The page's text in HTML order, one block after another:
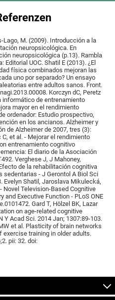
Lago, M. (2009). Introducción a la
neuropsicológica. En
neuropsicológica (p.13). Rambla
UOC. Shatil E (2013). ¿El
física combinados mejoran las
uno por separado? Un ensayo
entre adultos sanos. Front.
Korczyn dC, Peretz
informático de entrenamiento
mayor en el rendimiento
ordenador: Estudio prospectivo,
en los ancianos. Alzheimer y
de Alzheimer de 2007, tres (3):
C, et al. - Mejorar el rendimiento
entrenamiento cognitivo
El diario de la Asociación
Verghese J, J Mahoney,
de la rehabilitación cognitiva
sedentarias - J Gerontol A Biol Sci
Evelyn Shatil, Jaroslava Mikulecká,
Novel Television-Based Cognitive
and Executive Function - PLoS ONE
Gard T, Hölzel BK, Lazar
on age-related cognitive
Y Acad Sci. 2014 Jan; 1307:89-103.
et al. Plasticity of brain networks
exercise training in older adults.
pii: 32. doi: